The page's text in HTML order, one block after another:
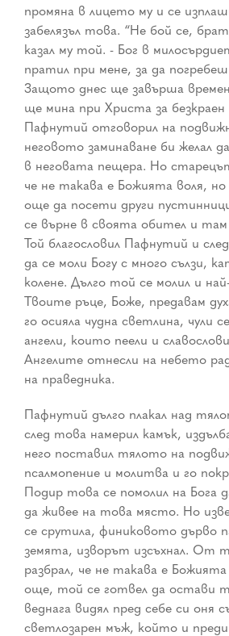
промяна в лицето му и се
забелязъл това. “Не бой се,
казал му той. - Бог в
пратил при мене, за да
Защото днес ще завърша
ще мина при Христа за
Пафнутий отговорил на
неговото заминаване би желал
в неговата пещера. Но
че не такава е Божията воля,
още да посети други
се върне в своята обител и там
Той благословил Пафнутий и
да се моли Богу с много сълзи,
колене. Дълго той се молил и
Твоите ръце, Боже, предавам
го осияла чудна светлина, чули
ангели, които пеели и
Ангелите отнесли на небето
на праведника.
Пафнутий дълго плакал над
след това намерил камък,
него поставил тялото на
псалмопение и молитва и го
Подир това се помолил на Бога
да живее на това място. Но
се срутила, финиковото дърво
земята, изворът изсъхнал. От
разбрал, че не такава е
още, той се готвел да остави
веднага видял пред себе си оня
светлозарен мъж, който и преди